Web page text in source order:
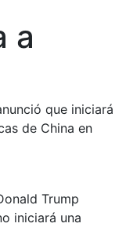
a
que iniciará
de China en
Trump
iniciará una